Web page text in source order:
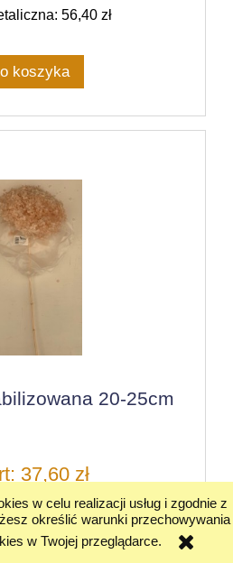
w celu realizacji usług i zgodnie z
określić warunki przechowywania
w Twojej przeglądarce.
56,40 zł
koszyka
20-25cm
37,60 zł
56,40 zł